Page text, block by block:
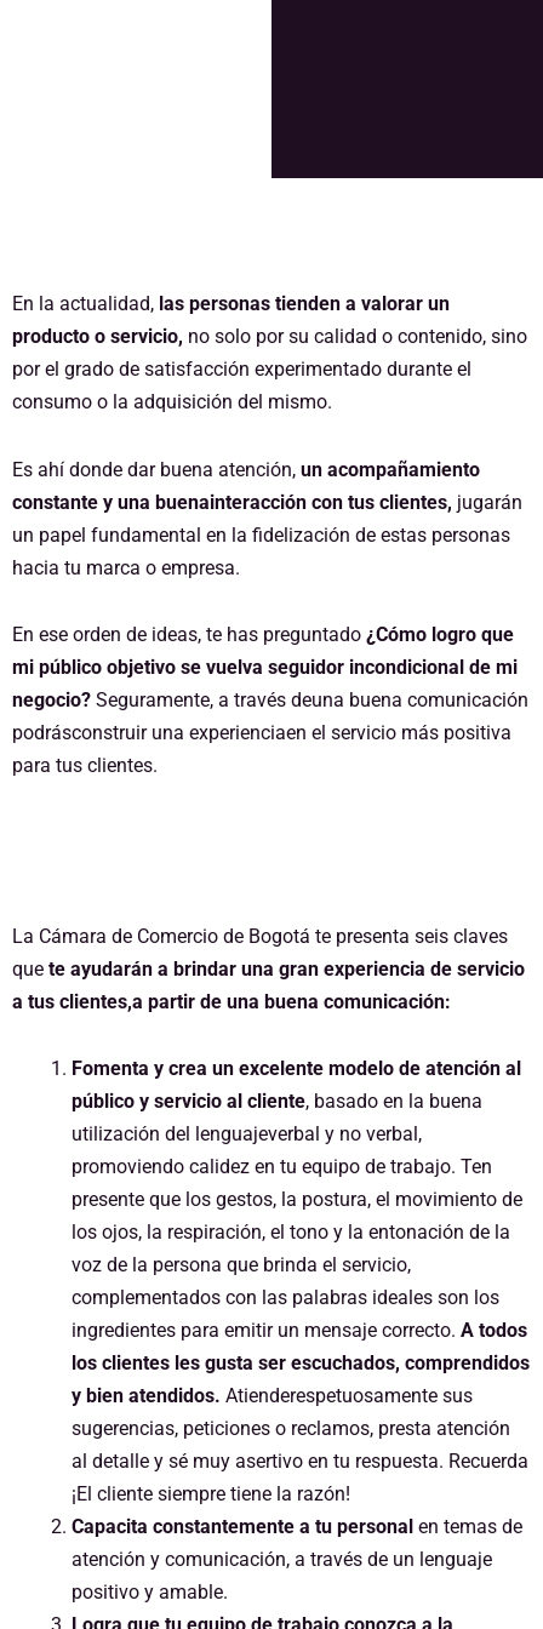
En la actualidad, las personas tienden a valorar un
producto o servicio, no solo por su calidad o contenido, sino
por el grado de satisfacción experimentado durante el
consumo o la adquisición del mismo.
Es ahí donde dar buena atención, un acompañamiento
constante y una buenainteracción con tus clientes, jugarán
un papel fundamental en la fidelización de estas personas
hacia tu marca o empresa.
En ese orden de ideas, te has preguntado ¿Cómo logro que
mi público objetivo se vuelva seguidor incondicional de mi
negocio? Seguramente, a través deuna buena comunicación
podrásconstruir una experienciaen el servicio más positiva
para tus clientes.
La Cámara de Comercio de Bogotá te presenta seis claves
que te ayudarán a brindar una gran experiencia de servicio
a tus clientes,a partir de una buena comunicación:
Fomenta y crea un excelente modelo de atención al
público y servicio al cliente, basado en la buena
utilización del lenguajeverbal y no verbal,
promoviendo calidez en tu equipo de trabajo. Ten
presente que los gestos, la postura, el movimiento de
los ojos, la respiración, el tono y la entonación de la
voz de la persona que brinda el servicio,
complementados con las palabras ideales son los
ingredientes para emitir un mensaje correcto.A todos
los clientes les gusta ser escuchados, comprendidos
y bien atendidos.Atienderespetuosamente sus
sugerencias, peticiones o reclamos, presta atención
al detalle y sé muy asertivo en tu respuesta. Recuerda
¡El cliente siempre tiene la razón!
Capacita constantemente a tu personal en temas de
atención y comunicación, a través de un lenguaje
positivo y amable.